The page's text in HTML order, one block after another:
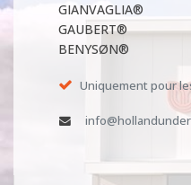
GIANVAGLIA®
GAUBERT®
BENYSØN®
Uniquement pour